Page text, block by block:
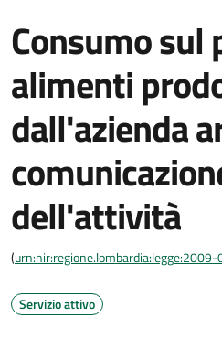
Consumo sul
alimenti
dall'azienda
dell'attività
(
Servizio attivo